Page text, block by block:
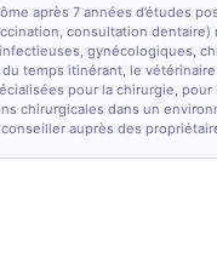
après 7 années d’études
consultation dentaire)
gynécologiques,
temps itinérant, le
pour la chirurgie,
chirurgicales dans un
auprès des